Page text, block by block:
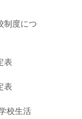
制度につ
表
表
校生活